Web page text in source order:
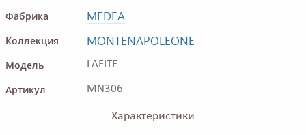
Фабрика MEDEA
Коллекция MONTENAPOLEONE
Модель LAFITE
Артикул MN306
Характеристики